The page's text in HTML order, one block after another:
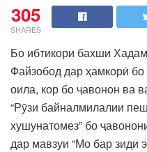
305
SHARES
Бо ибтикори бахши
Файзобод дар ҳамкорӣ
оила, кор бо ҷавонон ва
“Рӯзи байналмилалии
хушунатомез” бо
дар мавзуи “Мо бар зиди